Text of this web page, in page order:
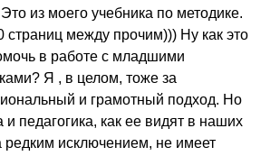
из моего учебника по методике.
страниц между прочим))) Ну как это
в работе с младшими
Я , в целом, тоже за
и грамотный подход. Но
и педагогика, как ее видят в наших
редким исключением, не имеет